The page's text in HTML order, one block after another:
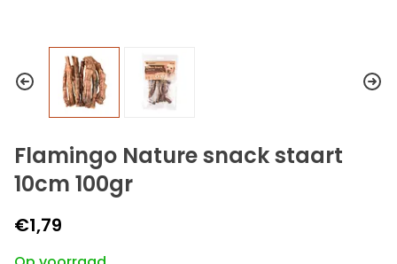
Flamingo Nature snack staart
10cm 100gr
€1,79